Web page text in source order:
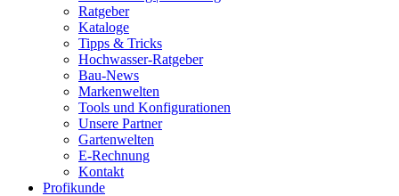
Ratgeber
Kataloge
Tipps & Tricks
Hochwasser-Ratgeber
Bau-News
Markenwelten
Tools und Konfigurationen
Unsere Partner
Gartenwelten
E-Rechnung
Kontakt
Profikunde